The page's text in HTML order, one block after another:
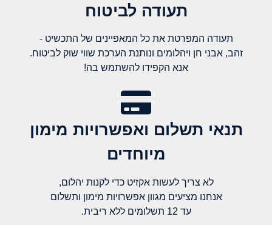
תעודה לביטוח
תעודה המפרטת את כל המאפיינים של התכשיט -
זהב, אבני חן ויהלומים ונותנת הערכת שווי שוק לביטוח.
אנא הקפידו להשתמש בה!
תנאי תשלום ואפשרויות מימון
מיוחדים
לא צריך לעשות אקזיט כדי לקנות יהלום,
אנחנו מציעים מגוון אפשרויות מימון ותשלום
עד 12 תשלומים ללא ריבית.